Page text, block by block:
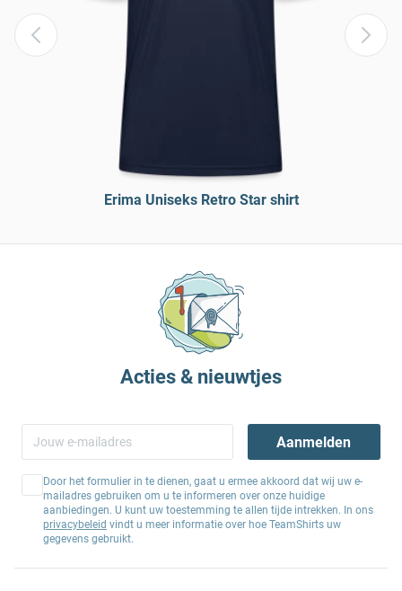
Erima Uniseks Retro Star shirt
Acties & nieuwtjes
Aanmelden
Door het formulier in te dienen, gaat u ermee akkoord dat wij uw e-
mailadres gebruiken om u te informeren over onze huidige
aanbiedingen. U kunt uw toestemming te allen tijde intrekken. In ons
privacybeleid vindt u meer informatie over hoe TeamShirts uw
gegevens gebruikt.